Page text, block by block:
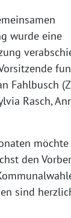
wurde eine
Fahlbusch
Rasch,
den
sind